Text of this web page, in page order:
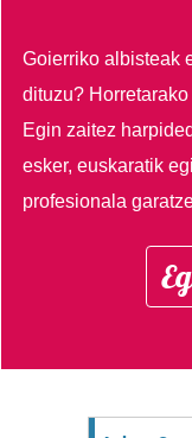
Goierriko albisteak
dituzu?
Egin zaitez
esker, euskaratik
profesionala